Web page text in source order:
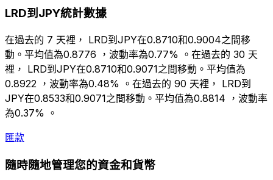
LRD到JPY統計數據
在過去的 7 天裡， LRD到JPY在0.8710和0.9004之間移
動。平均值為0.8776 ，波動率為0.77% 。在過去的 30 天
裡， LRD到JPY在0.8710和0.9071之間移動。平均值為
0.8922 ，波動率為0.48% 。在過去的 90 天裡， LRD到
JPY在0.8533和0.9071之間移動。平均值為0.8814 ，波動率
為0.37% 。
匯款
隨時隨地管理您的資金和貨幣